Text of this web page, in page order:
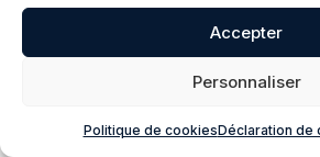
Accepter
Personnaliser
Politique de cookiesDéclaration de
© 2026 Erik Giasson – Coach exécutif. Coach